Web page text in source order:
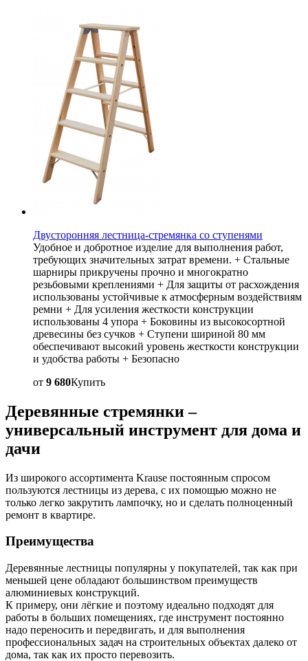
Двусторонняя лестница-стремянка со ступенями
Удобное и добротное изделие для выполнения работ,
требующих значительных затрат времени. + Стальные
шарниры прикручены прочно и многократно
резьбовыми креплениями + Для защиты от расхождения
использованы устойчивые к атмосферным воздействиям
ремни + Для усиления жесткости конструкции
использованы 4 упора + Боковины из высокосортной
древесины без сучков + Ступени шириной 80 мм
обеспечивают высокий уровень жесткости конструкции
и удобства работы + Безопасно
от 9 680Купить
Деревянные стремянки ‒
универсальный инструмент для дома и
дачи
Из широкого ассортимента Krause постоянным спросом
пользуются лестницы из дерева, с их помощью можно не
только легко закрутить лампочку, но и сделать полноценный
ремонт в квартире.
Преимущества
Деревянные лестницы популярны у покупателей, так как при
меньшей цене обладают большинством преимуществ
алюминиевых конструкций.
К примеру, они лёгкие и поэтому идеально подходят для
работы в больших помещениях, где инструмент постоянно
надо переносить и передвигать, и для выполнения
профессиональных задач на строительных объектах далеко от
дома, так как их просто перевозить.